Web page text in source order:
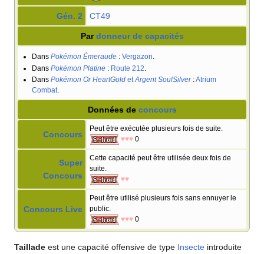
Gén. 2 CT49
Pardonneur de capacités
Dans Pokémon Émeraude : Vergazon
Dans Pokémon Platine : Route 212
Dans Pokémon Or HeartGoldet Argent SoulSilver :Atrium
Combat.
Données de concours
Concours
Peut être exécutée plusieurs fois de suite.
♥♥♥ 0
Super
Concours
Cette capacité peut être utilisée deux fois de
suite.
♥♥
Concours Live
Peut être utilisé plusieurs fois sans ennuyer le
public.
♥♥♥ 0
Taillade est une capacité offensive de type Insecte introduite